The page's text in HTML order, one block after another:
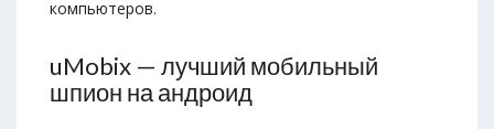
компьютеров.
uMobix — лучший мобильный
шпион на андроид